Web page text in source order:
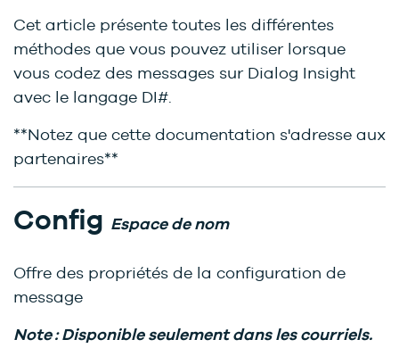
Cet article présente toutes les différentes
méthodes que vous pouvez utiliser lorsque
vous codez des messages sur Dialog Insight
avec le langage DI#.
**Notez que cette documentation s'adresse aux
partenaires**
Config Espace de nom
Offre des propriétés de la configuration de
message
Note : Disponible seulement dans les courriels.